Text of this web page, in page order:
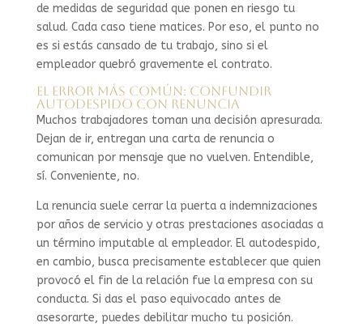
de medidas de seguridad que ponen en riesgo tu
salud. Cada caso tiene matices. Por eso, el punto no
es si estás cansado de tu trabajo, sino si el
empleador quebró gravemente el contrato.
El error más común: confundir
autodespido con renuncia
Muchos trabajadores toman una decisión apresurada.
Dejan de ir, entregan una carta de renuncia o
comunican por mensaje que no vuelven. Entendible,
sí. Conveniente, no.
La renuncia suele cerrar la puerta a indemnizaciones
por años de servicio y otras prestaciones asociadas a
un término imputable al empleador. El autodespido,
en cambio, busca precisamente establecer que quien
provocó el fin de la relación fue la empresa con su
conducta. Si das el paso equivocado antes de
asesorarte, puedes debilitar mucho tu posición.